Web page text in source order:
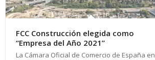
FCC Construcción elegida como
“Empresa del Año 2021”
La Cámara Oficial de Comercio de España en